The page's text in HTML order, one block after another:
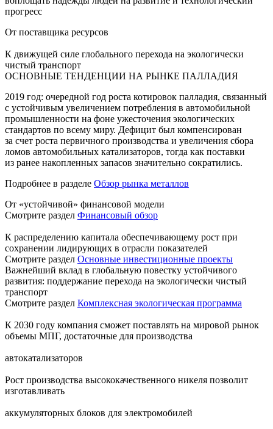
прогресс
От поставщика ресурсов
К движущей силе глобального перехода на экологически
чистый транспорт
ОСНОВНЫЕ ТЕНДЕНЦИИ НА РЫНКЕ ПАЛЛАДИЯ
2019 год: очередной год роста котировок палладия, связанный
с устойчивым увеличением потребления в автомобильной
промышленности на фоне ужесточения экологических
стандартов по всему миру. Дефицит был компенсирован
за счет роста первичного производства и увеличения сбора
ломов автомобильных катализаторов, тогда как поставки
из ранее накопленных запасов значительно сократились.
Подробнее в разделе Обзор рынка металлов
От «устойчивой» финансовой модели
Смотрите раздел Финансовый обзор
К распределению капитала обеспечивающему рост при
сохранении лидирующих в отрасли показателей
Смотрите раздел Основные инвестиционные проекты
Важнейший вклад в глобальную повестку устойчивого
развития: поддержание перехода на экологически чистый
транспорт
Смотрите раздел Комплексная экологическая программа
К 2030 году компания сможет поставлять на мировой рынок
объемы МПГ, достаточные для производства
автокатализаторов
Рост производства высококачественного никеля позволит
изготавливать
аккумуляторных блоков для электромобилей